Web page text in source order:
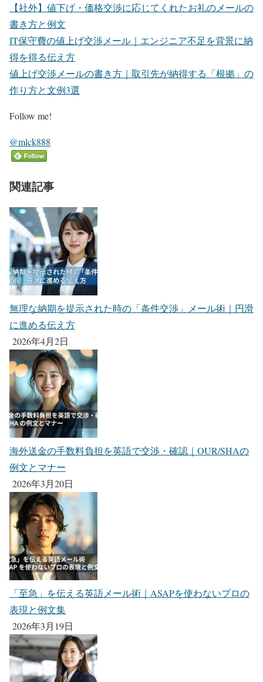
【社外】値下げ・価格交渉に応じてくれたお礼のメールの
書き方と例文
IT保守費の値上げ交渉メール｜エンジニア不足を背景に納
得を得る伝え方
値上げ交渉メールの書き方｜取引先が納得する「根拠」の
作り方と文例3選
Follow me!
@mlck888
関連記事
無理な納期を提示された時の「条件交渉」メール術｜円滑
に進める伝え方
2026年4月2日
海外送金の手数料負担を英語で交渉・確認｜OUR/SHAの
例文とマナー
2026年3月20日
「至急」を伝える英語メール術｜ASAPを使わないプロの
表現と例文集
2026年3月19日